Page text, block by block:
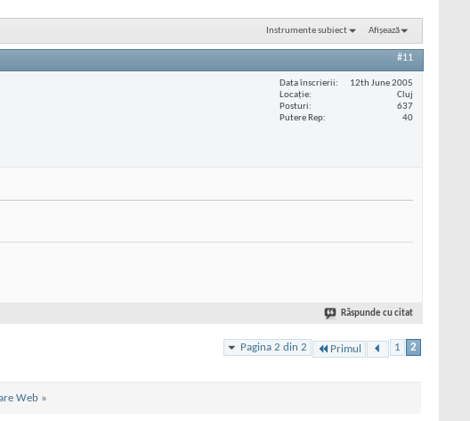
Instrumente subiect Afișează
#11
Data înscrierii
12th June 2005
Locaţie
Cluj
Posturi
637
Putere Rep
40
Răspunde cu citat
Pagina 2 din 2 Primul 1 2
Web »